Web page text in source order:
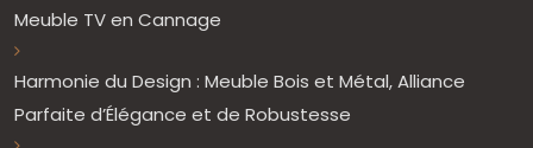
Meuble TV en Cannage
Harmonie du Design : Meuble Bois et Métal, Alliance
Parfaite d’Élégance et de Robustesse